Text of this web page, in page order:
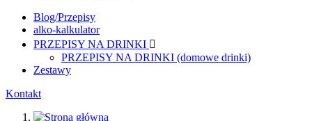
Blog/Przepisy
alko-kalkulator
PRZEPISY NA DRINKI 
PRZEPISY NA DRINKI (domowe drinki)
Zestawy
Kontakt